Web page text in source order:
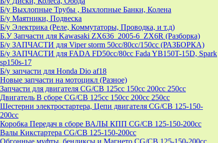
Б/у Выхлопные Трубы , Выхлопные Банки, Колена
Б/у Маятники, Подвеска
Б/у Электрика (Реле, Коммутаторы, Проводка, и т.д)
Б.У Запчасти для Kawasaki ZX636_2005-6_ZX6R (Разборка)
Б/у ЗАПЧАСТИ для Viper storm 50cc/80cc/150cc (РАЗБОРКА)
Б/у ЗАПЧАСТИ для FADA FD50cc/80cc Fada YB150T-15D, Spark
sp150s-17
Б/у запчасти для Honda Dio af18
Новые запчасти на мотоцикл (Разное)
Запчасти для двигателя CG/CB 125cc 150cc 200cc 250cc
Двигатель В сборе CG/CB 125cc 150cc 200cc 250cc
Шестерни электростартера, Цепи двигателя CG/CB 125-150-
200cc
Коробка Передач в сборе ВАЛЫ КПП CG/CB 125-150-200cc
Валы Кикстартера CG/CB 125-150-200cc